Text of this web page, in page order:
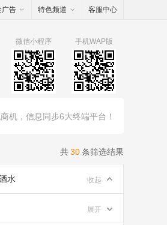
广告 特色频道 客服中心
手机WAP版
机，信息同步6大终端平台！
微信小程序
共30条筛选结果
水 收起
展开